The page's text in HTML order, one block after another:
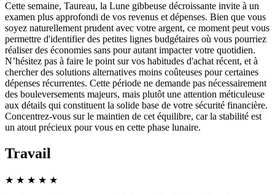
Cette semaine, Taureau, la Lune gibbeuse décroissante invite à un
examen plus approfondi de vos revenus et dépenses. Bien que vous
soyez naturellement prudent avec votre argent, ce moment peut vous
permettre d'identifier des petites lignes budgétaires où vous pourriez
réaliser des économies sans pour autant impacter votre quotidien.
N’hésitez pas à faire le point sur vos habitudes d'achat récent, et à
chercher des solutions alternatives moins coûteuses pour certaines
dépenses récurrentes. Cette période ne demande pas nécessairement
des bouleversements majeurs, mais plutôt une attention méticuleuse
aux détails qui constituent la solide base de votre sécurité financière.
Concentrez-vous sur le maintien de cet équilibre, car la stabilité est
un atout précieux pour vous en cette phase lunaire.
Travail
★ ★ ★ ★ ★